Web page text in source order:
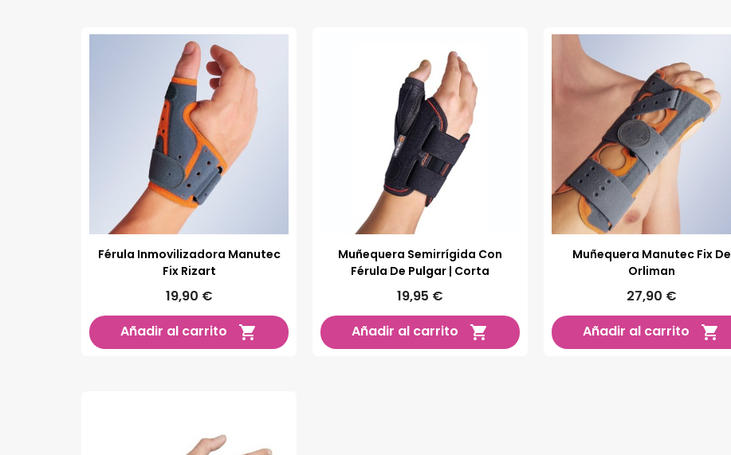
Férula Inmovilizadora Manutec
Fix Rizart
19,90 €
Añadir al carrito

Muñequera Semirrígida Con
Férula De Pulgar | Corta
19,95 €
Añadir al carrito

Muñequera Manutec Fix De
Orliman
27,90 €
Añadir al carrito
